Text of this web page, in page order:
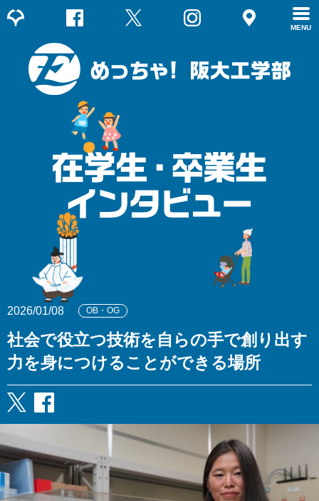
MENU
2026/01/08 OB・OG
社会で役立つ技術を自らの手で創り出す
力を身につけることができる場所